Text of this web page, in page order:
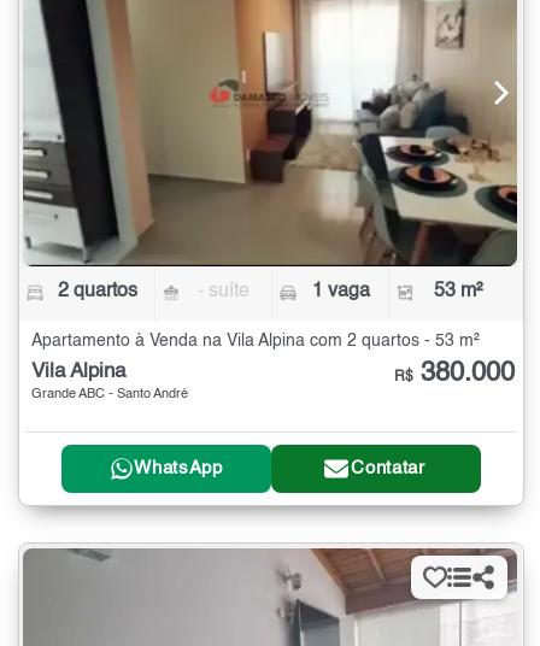
2 quartos - suíte 1 vaga 53 m²
Apartamento à Venda na Vila Alpina com 2 quartos - 53 m²
Vila Alpina
Grande ABC - Santo André
R$ 380.000
WhatsApp Contatar